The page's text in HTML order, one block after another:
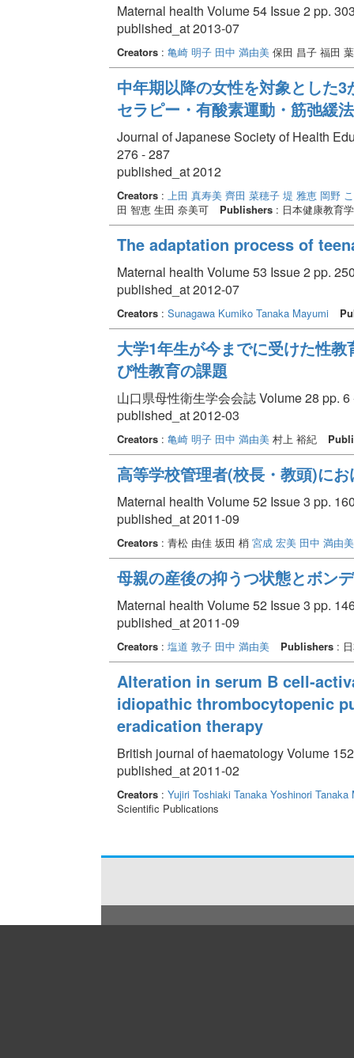
Maternal health Volume 54 Issue 2 pp.
published_at 2013-07
Creators: 亀崎 明子 田中 満由美保田 昌子 福田
中年期以降の女性を対象とした
セラピー・有酸素運動・筋弛緩
Journal of Japanese Society of Health
276 - 287
published_at 2012
Creators: 上田 真寿美 齊田 菜穂子 堤 雅恵 岡野
田 智恵 生田 奈美可
Publishers: 日本健康教育
The adaptation process of
Maternal health Volume 53 Issue 2 pp.
published_at 2012-07
Creators: Sunagawa Kumiko Tanaka Mayumi
大学1年生が今までに受けた性
び性教育の課題
山口県母性衛生学会会誌 Volume 28 pp. 6
published_at 2012-03
Creators: 亀崎 明子 田中 満由美村上 裕紀
高等学校管理者(校長・教頭)に
Maternal health Volume 52 Issue 3 pp.
published_at 2011-09
Creators: 青松 由佳 坂田 梢 宮成 宏美 田中 満由美
母親の産後の抑うつ状態とボン
Maternal health Volume 52 Issue 3 pp.
published_at 2011-09
Creators: 塩道 敦子 田中 満由美 Publishers: 日
Alteration in serum B cell-
idiopathic thrombocytopenic
eradication therapy
British journal of haematology Volume
published_at 2011-02
Creators: Yujiri Toshiaki Tanaka Yoshinori Tanaka
Scientific Publications